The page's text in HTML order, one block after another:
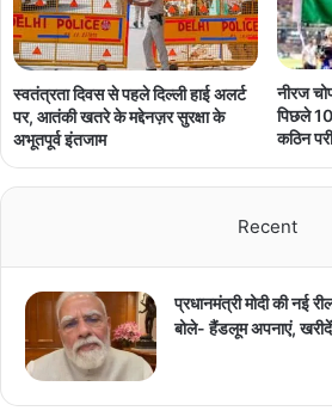
स्वतंत्रता दिवस से पहले दिल्ली हाई अलर्ट
पर, आतंकी खतरे के मद्देनज़र सुरक्षा के
अभूतपूर्व इंतजाम
नीरज
पिछले 10
कठिन
Recent
प्रधानमंत्री मोदी की नई
बोले- हैंडलूम अपनाएं,